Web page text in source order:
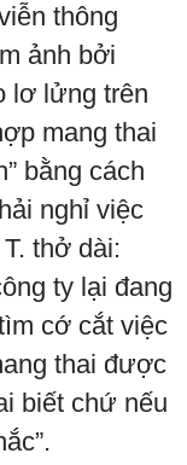
thông
ảnh bởi
lơ lửng trên
mang thai
bằng cách
nghỉ việc
thở dài:
ty lại đang
cớ cắt việc
thai được
biết chứ nếu